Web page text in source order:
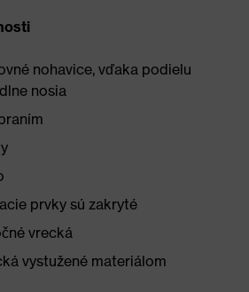
nohavice, vďaka podielu
nosia
prvky sú zakryté
vrecká
vystužené materiálom